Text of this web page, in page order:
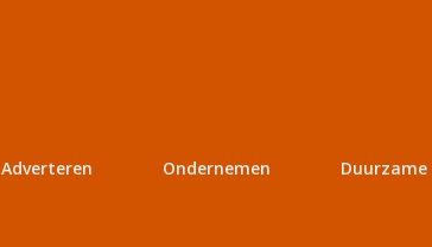
Adverteren Ondernemen Duurzame